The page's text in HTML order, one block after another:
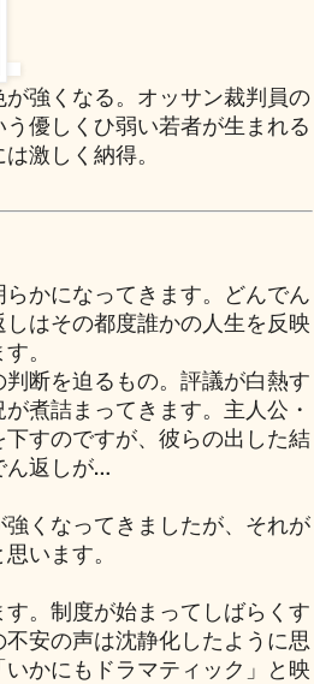
強くなる。オッサン裁判員の
優しくひ弱い若者が生まれる
激しく納得。
かになってきます。どんでん
はその都度誰かの人生を反映
。
断を迫るもの。評議が白熱す
煮詰まってきます。主人公・
すのですが、彼らの出した結
ん返しが…
くなってきましたが、それが
います。
。制度が始まってしばらくす
安の声は沈静化したように思
かにもドラマティック」と映